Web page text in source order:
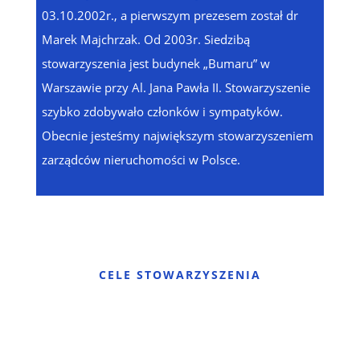
03.10.2002r., a pierwszym prezesem został dr
Marek Majchrzak. Od 2003r. Siedzibą
stowarzyszenia jest budynek „Bumaru” w
Warszawie przy Al. Jana Pawła II. Stowarzyszenie
szybko zdobywało członków i sympatyków.
Obecnie jesteśmy największym stowarzyszeniem
zarządców nieruchomości w Polsce.
CELE STOWARZYSZENIA